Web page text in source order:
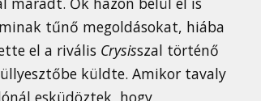
tűnő megoldásokat, hiába
el a rivális Crysisszal történő
küldte. Amikor tavaly
esküdöztek, hogy